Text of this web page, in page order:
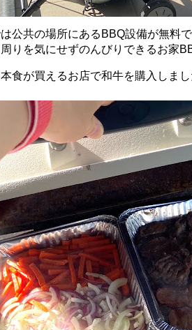
公共の場所にある BBQ設備が無料
りを気にせずのんびりできるお家
食が買えるお店で和牛を購入しまし